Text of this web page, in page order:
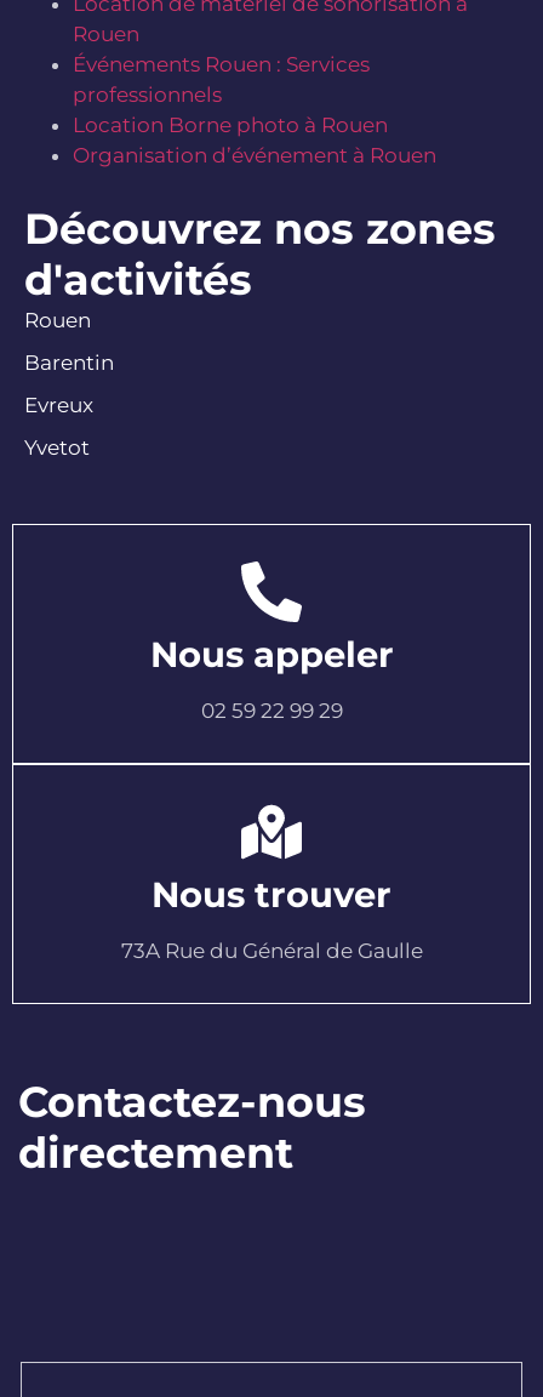
Rouen
Événements Rouen : Services
professionnels
Location Borne photo à Rouen
Organisation d’événement à Rouen
Découvrez nos zones
d'activités
Rouen
Barentin
Evreux
Yvetot
Nous appeler
02 59 22 99 29
Nous trouver
73A Rue du Général de Gaulle
Contactez-nous
directement